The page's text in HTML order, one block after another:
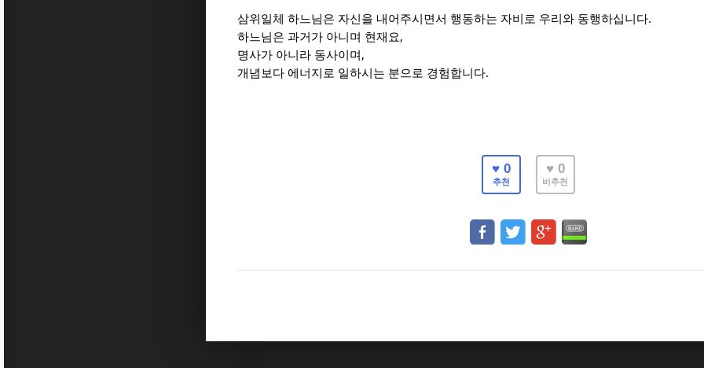
삼위일체 하느님은 자신을 내어주시면서 행동하는 자비로 우리와 동행하십니다.
하느님은 과거가 아니며 현재요,
명사가 아니라 동사이며 ,
개념보다 에너지로 일하시는 분으로 경험합니다.
♥ 0
추천
♥ 0
비추천